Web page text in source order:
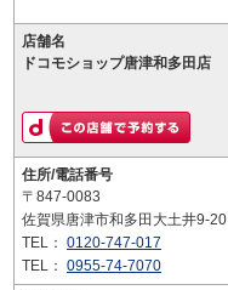
店舗名
ドコモショップ唐津和多田店
住所/電話番号
〒847-0083
佐賀県唐津市和多田大土井9-20
TEL： 0120-747-017
TEL： 0955-74-7070